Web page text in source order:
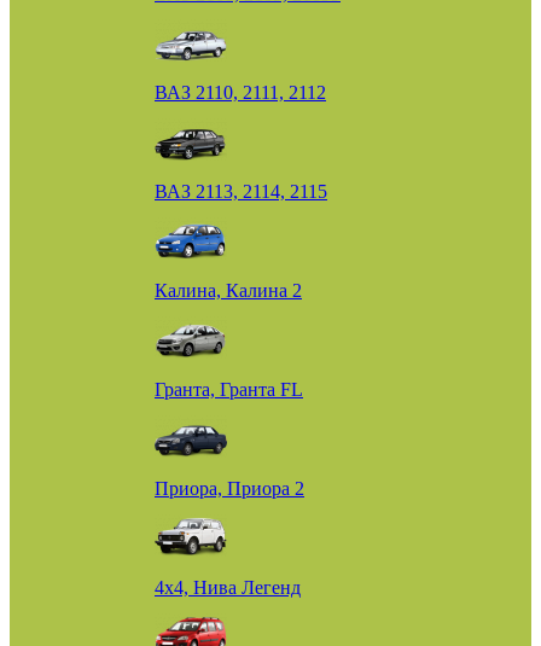
ВАЗ 2110, 2111, 2112
ВАЗ 2113, 2114, 2115
Калина, Калина 2
Гранта, Гранта FL
Приора, Приора 2
4х4, Нива Легенд